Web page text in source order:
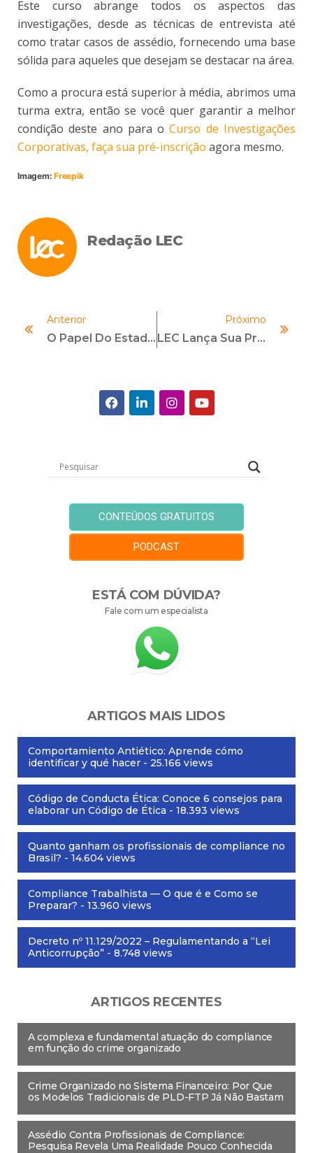
Este curso abrange todos os aspectos das
investigações, desde as técnicas de entrevista até
como tratar casos de assédio, fornecendo uma base
sólida para aqueles que desejam se destacar na área.
Como a procura está superior à média, abrimos uma
turma extra, então se você quer garantir a melhor
condição deste ano para oCurso de Investigações
Corporativas, faça sua pré-inscrição agora mesmo.
Imagem:Freepik
Redação LEC
Anterior
O Papel Do Estado No E-ESG
Próximo
LEC Lança Sua Primeira Pós-Graduação: Curso De Especialização Em Compliance
CONTEÚDOS GRATUITOS
PODCAST
ESTÁ COM DÚVIDA?
Fale com um especialista
ARTIGOS MAIS LIDOS
Comportamiento Antiético: Aprende cómo
identificar y qué hacer - 25.166 views
Código de Conducta Ética: Conoce 6 consejos para
elaborar un Código de Ética - 18.393 views
Quanto ganham os profissionais de compliance no
Brasil? - 14.604 views
Compliance Trabalhista — O que é e Como se
Preparar? - 13.960 views
Decreto nº 11.129/2022 – Regulamentando a “Lei
Anticorrupção” - 8.748 views
ARTIGOS RECENTES
A complexa e fundamental atuação do compliance
em função do crime organizado
Crime Organizado no Sistema Financeiro: Por Que
os Modelos Tradicionais de PLD-FTP Já Não Bastam
Assédio Contra Profissionais de Compliance:
Pesquisa Revela Uma Realidade Pouco Conhecida